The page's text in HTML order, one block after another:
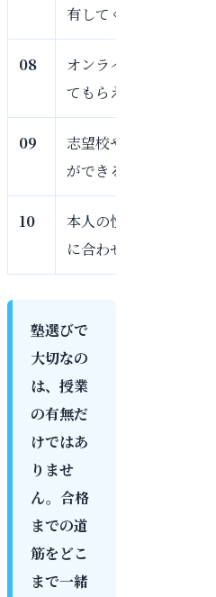
有してくれるか
08
オンラインでも細かく見
てもらえるか
09
志望校や受験方式の相談
ができるか
10
本人の性格や生活リズム
に合わせてくれるか
塾選びで
大切なの
は、授業
の有無だ
けではあ
りませ
ん。合格
までの道
筋をどこ
まで一緒